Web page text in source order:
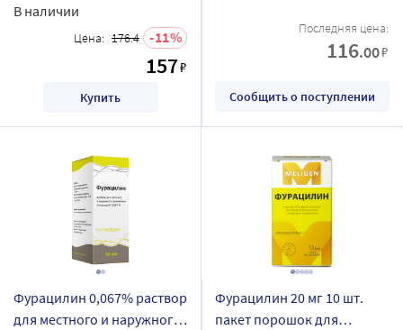
В наличии
Цена: 176.4 11
157₽
Купить
Последняя цена:
116.00₽
Сообщить о поступлении
Фурацилин 0,067% раствор
для местного и наружного
Фурацилин 20 мг 10 шт.
пакет порошок для